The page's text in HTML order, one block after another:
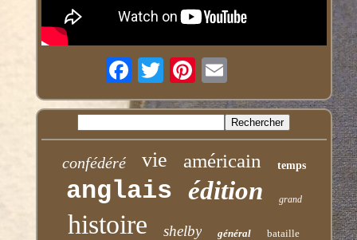
confédéré vie américain temps
anglais édition grand
histoire shelby général bataille